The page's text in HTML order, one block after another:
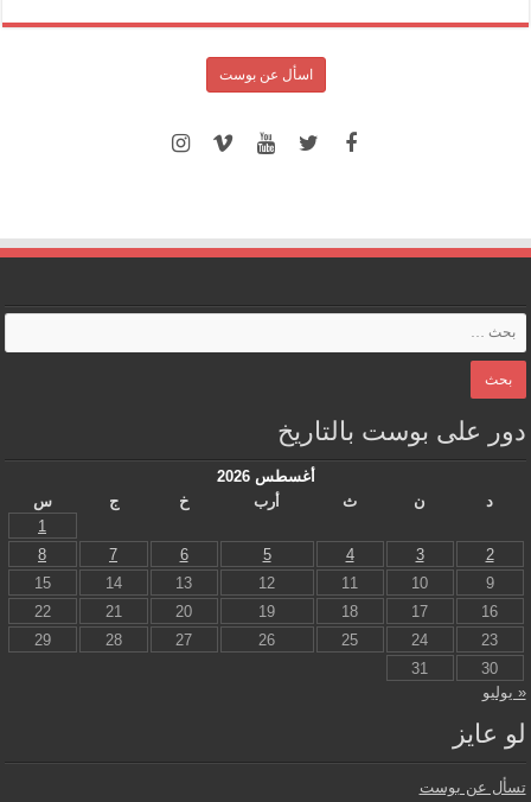
اسأل عن بوست
دور على بوست بالتاريخ
أغسطس 2026
د
ن ث أرب خ ج
س
1
2
3
4
5
6
7
8
9
10
11
12
13
14
15
16
17
18
19
20
21
22
23
24
25
26
27
28
29
30
31
« يوليو
لو عايز
تسأل عن بوست